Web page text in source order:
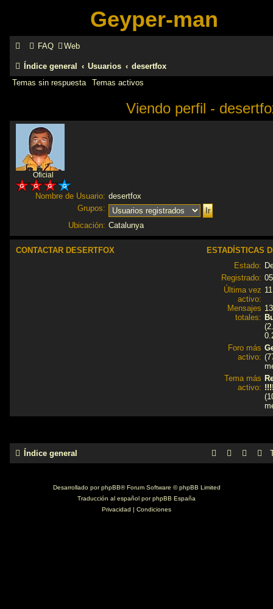
Geyper-man
FAQ Web
Índice general Usuarios
desertfox
Temas sin respuesta
Temas activos
Viendo perfil -
Oficial
Nombre de Usuario: desertfox
Grupos:
Ubicación: Catalunya
CONTACTAR DESERTFOX ESTADÍSTICAS
Estado:
Registrado:
Última vez
activo:
Mensajes
totales:
Foro más
activo:
Tema más
activo:
Índice general
Desarrollado porphpBB® Forum Software © phpBB Limited
Traducción al español porphpBB España
Privacidad | Condiciones